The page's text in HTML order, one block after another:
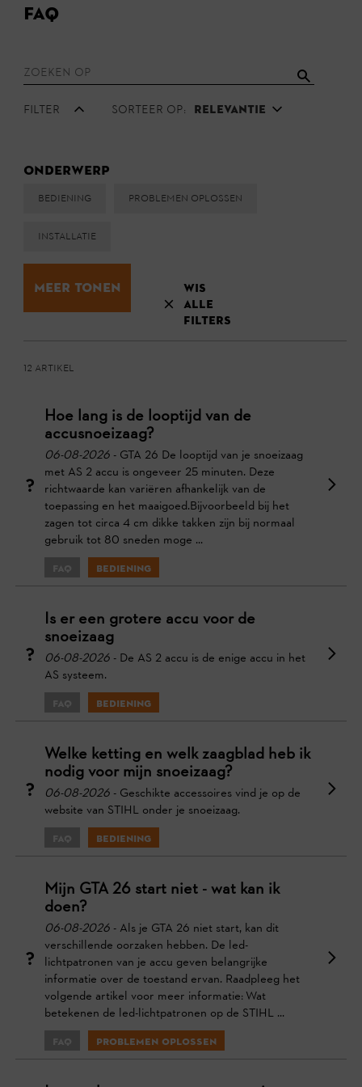
FAQ
Filter Sorteer op: Relevantie
Onderwerp
Bediening Problemen oplossen
Installatie
Meer tonen
Wis
alle
filters
12 Artikel
Hoe lang is de looptijd van de
accusnoeizaag?
06-08-2026 - GTA 26 De looptijd van je snoeizaag
met AS 2 accu is ongeveer 25 minuten. Deze
richtwaarde kan variëren afhankelijk van de
toepassing en het maaigoed.Bijvoorbeeld bij het
zagen tot circa 4 cm dikke takken zijn bij normaal
gebruik tot 80 sneden moge ...
FAQ Bediening
Is er een grotere accu voor de
snoeizaag
06-08-2026 - De AS 2 accu is de enige accu in het
AS systeem.
FAQ Bediening
Welke ketting en welk zaagblad heb ik
nodig voor mijn snoeizaag?
06-08-2026 - Geschikte accessoires vind je op de
website van STIHL onder je snoeizaag.
FAQ Bediening
Mijn GTA 26 start niet - wat kan ik
doen?
06-08-2026 - Als je GTA 26 niet start, kan dit
verschillende oorzaken hebben. De led-
lichtpatronen van je accu geven belangrijke
informatie over de toestand ervan. Raadpleeg het
volgende artikel voor meer informatie: Wat
betekenen de led-lichtpatronen op de STIHL ...
FAQ Problemen oplossen